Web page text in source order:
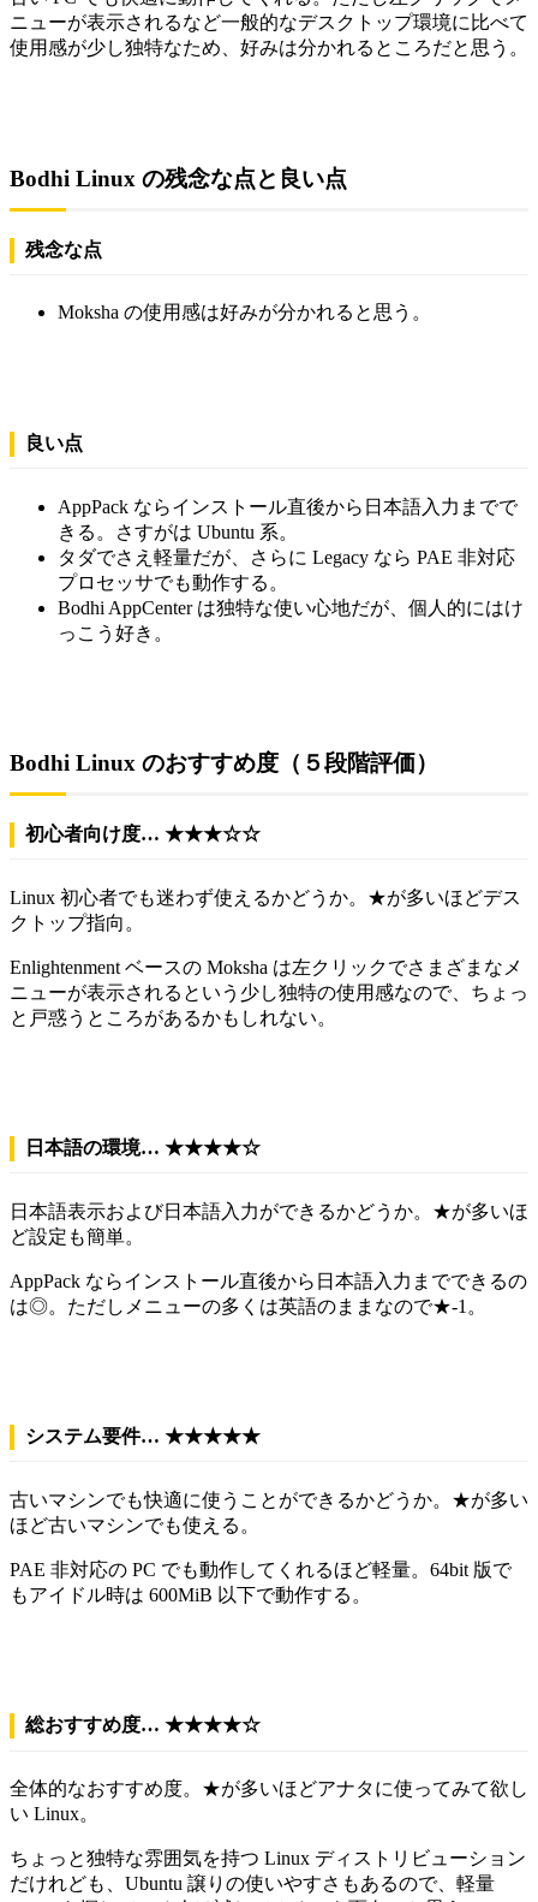
ニューが表示されるなど一般的なデスクトップ環境に比べて
使用感が少し独特なため、好みは分かれるところだと思う。
Bodhi Linux の残念な点と良い点
残念な点
Moksha の使用感は好みが分かれると思う。
良い点
AppPack ならインストール直後から日本語入力までで
きる。さすがは Ubuntu 系。
タダでさえ軽量だが、さらに Legacy なら PAE 非対応
プロセッサでも動作する。
Bodhi AppCenter は独特な使い心地だが、個人的にはけ
っこう好き。
Bodhi Linux のおすすめ度（５段階評価）
初心者向け度… ★★★☆☆
Linux 初心者でも迷わず使えるかどうか。★が多いほどデス
クトップ指向。
Enlightenment ベースの Moksha は左クリックでさまざまなメ
ニューが表示されるという少し独特の使用感なので、ちょっ
と戸惑うところがあるかもしれない。
日本語の環境… ★★★★☆
日本語表示および日本語入力ができるかどうか。★が多いほ
ど設定も簡単。
AppPack ならインストール直後から日本語入力までできるの
は◎。ただしメニューの多くは英語のままなので★-1。
システム要件… ★★★★★
古いマシンでも快適に使うことができるかどうか。★が多い
ほど古いマシンでも使える。
PAE 非対応の PC でも動作してくれるほど軽量。64bit 版で
もアイドル時は 600MiB 以下で動作する。
総おすすめ度… ★★★★☆
全体的なおすすめ度。★が多いほどアナタに使ってみて欲し
い Linux。
ちょっと独特な雰囲気を持つ Linux ディストリビューション
だけれども、Ubuntu 譲りの使いやすさもあるので、軽量